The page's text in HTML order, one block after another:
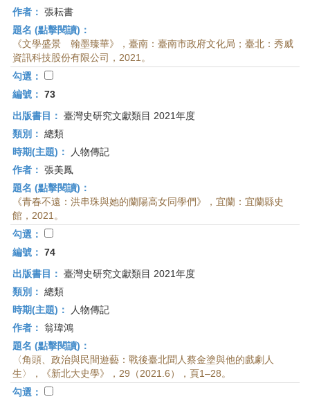
作者： 張耘書
題名 (點擊閱讀)：
《文學盛景 翰墨臻華》，臺南：臺南市政府文化局；臺北：秀威
資訊科技股份有限公司，2021。
勾選：
編號： 73
出版書目： 臺灣史研究文獻類目 2021年度
類別： 總類
時期(主題)：
人物傳記
作者： 張美鳳
題名 (點擊閱讀)：
《青春不遠：洪串珠與她的蘭陽高女同學們》，宜蘭：宜蘭縣史
館，2021。
勾選：
編號： 74
出版書目： 臺灣史研究文獻類目 2021年度
類別： 總類
時期(主題)：
人物傳記
作者： 翁瑋鴻
題名 (點擊閱讀)：
〈角頭、政治與民間遊藝：戰後臺北聞人蔡金塗與他的戲劇人
生〉，《新北大史學》，29（2021.6），頁1–28。
勾選：